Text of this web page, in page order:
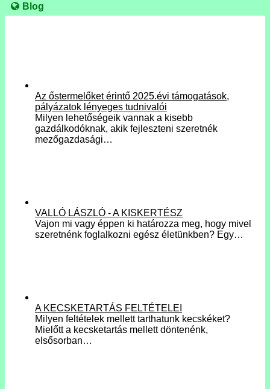
Blog
Az őstermelőket érintő 2025.évi támogatások,
pályázatok lényeges tudnivalói
Milyen lehetőségeik vannak a kisebb
gazdálkodóknak, akik fejleszteni szeretnék
mezőgazdasági…
VALLÓ LÁSZLÓ - A KISKERTÉSZ
Vajon mi vagy éppen ki határozza meg, hogy mivel
szeretnénk foglalkozni egész életünkben? Egy…
A KECSKETARTÁS FELTÉTELEI
Milyen feltételek mellett tarthatunk kecskéket?
Mielőtt a kecsketartás mellett döntenénk,
elsősorban…